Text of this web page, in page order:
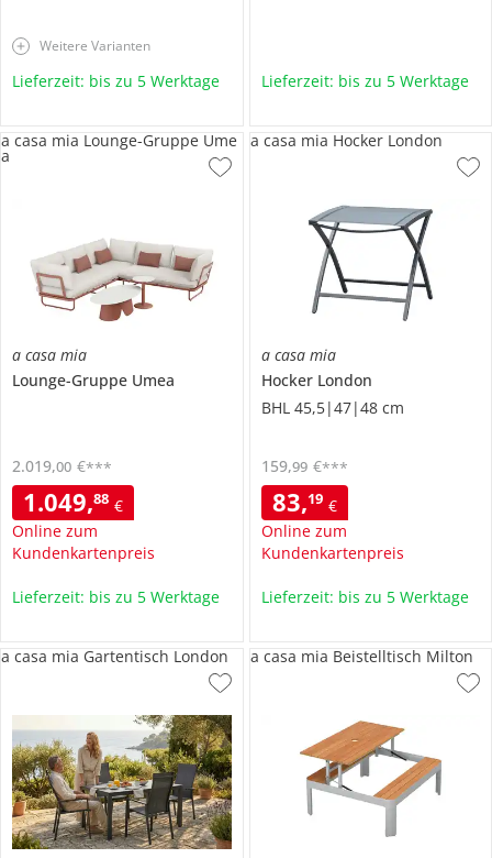
Weitere Varianten
Lieferzeit: bis zu 5 Werktage Lieferzeit: bis zu 5 Werktage
a casa mia
Lounge-Gruppe Umea
1.049,88 €
Online zum
Kundenkartenpreis
2.019,00 €***
a casa mia Lounge-Gruppe Ume
a
Lieferzeit: bis zu 5 Werktage
a casa mia
Hocker London
BHL 45,5|47|48 cm
83,19 €
Online zum
Kundenkartenpreis
159,99 €***
a casa mia Hocker London
Lieferzeit: bis zu 5 Werktage
a casa mia Gartentisch London a casa mia Beistelltisch Milton